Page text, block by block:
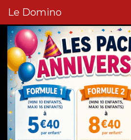
Le Domino